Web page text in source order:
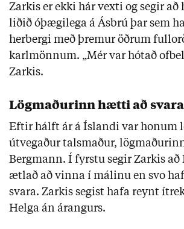
Zarkis er ekki hár vexti og segir að
liðið óþægilega á Ásbrú þar sem
herbergi með þremur öðrum
karlmönnum. „Mér var hótað
Zarkis.
Lögmaðurinn hætti að svara
Eftir hálft ár á Íslandi var honum
útvegaður talsmaður,
Bergmann. Í fyrstu segir Zarkis að
ætlað að vinna í málinu en svo
svara. Zarkis segist hafa reynt
Helga án árangurs.